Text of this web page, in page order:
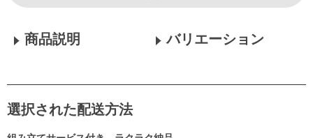
商品説明 バリエーション
選択された配送方法